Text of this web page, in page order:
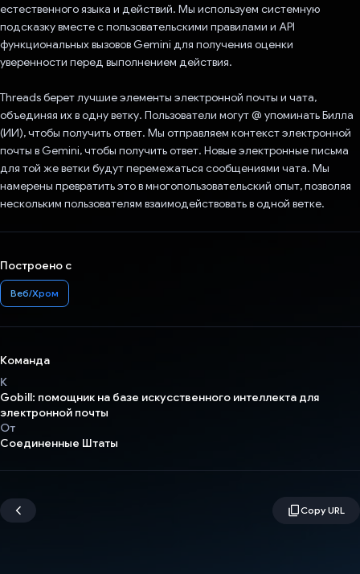
естественного языка и действий. Мы используем системную
подсказку вместе с пользовательскими правилами и API
функциональных вызовов Gemini для получения оценки
уверенности перед выполнением действия.
Threads берет лучшие элементы электронной почты и чата,
объединяя их в одну ветку. Пользователи могут @ упоминать Билла
(ИИ), чтобы получить ответ. Мы отправляем контекст электронной
почты в Gemini, чтобы получить ответ. Новые электронные письма
для той же ветки будут перемежаться сообщениями чата. Мы
намерены превратить это в многопользовательский опыт, позволяя
нескольким пользователям взаимодействовать в одной ветке.
Построено с
Веб/Хром
Команда
К
Gobill: помощник на базе искусственного интеллекта для
электронной почты
От
Соединенные Штаты